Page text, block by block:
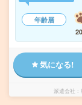
年齢層
気になる!
派遣会社